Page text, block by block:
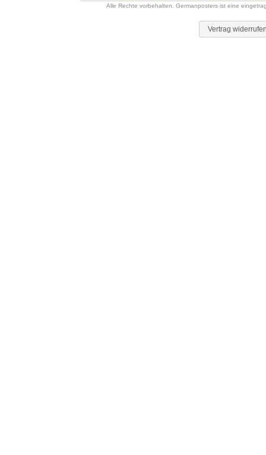
Alle Rechte vorbehalten. Germanposters ist eine
Vertrag